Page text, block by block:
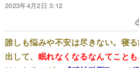
2023年4月2日 3:12
誰しも悩みや不安は尽きない。寝
出して、 眠れなくなるなんてこと